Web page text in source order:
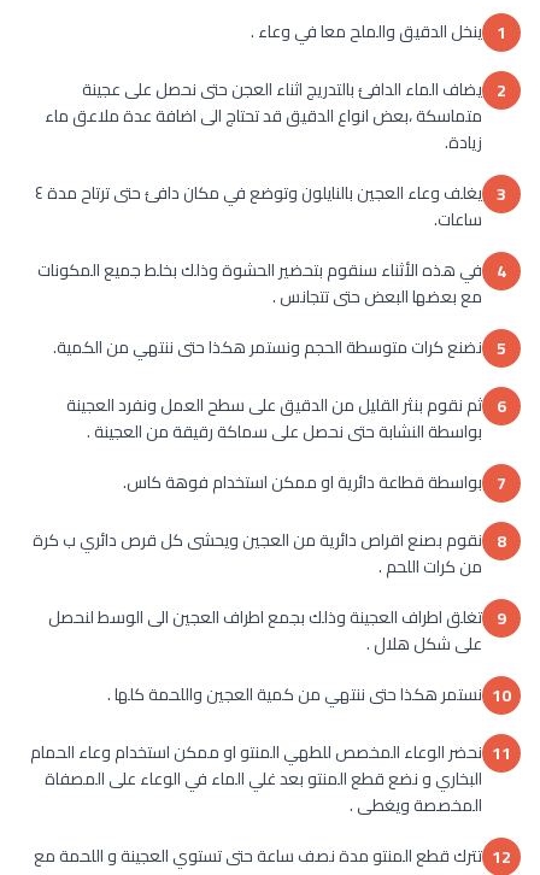
1 ينخل الدقيق والملح معا في وعاء .
2 يضاف الماء الدافئ بالتدريج اثناء العجن حتى نحصل على عجينة
متماسكة ،بعض انواع الدقيق قد تحتاج الى اضافة عدة ملاعق ماء
زيادة.
3
يغلف وعاء العجين بالنايلون وتوضع في مكان دافئ حتى ترتاح مدة ٤
ساعات.
4 في هذه الأثناء سنقوم بتحضير الحشوة وذلك بخلط جميع المكونات
مع بعضها البعض حتى تتجانس .
5 نضنع كرات متوسطة الحجم ونستمر هكذا حتى ننتهي من الكمية.
6 ثم نقوم بنثر القليل من الدقيق على سطح العمل ونفرد العجينة
بواسطة النشابة حتى نحصل على سماكة رقيقة من العجينة .
7 بواسطة قطاعة دائرية او ممكن استخدام فوهة كاس.
8 نقوم بصنع اقراص دائرية من العجين ويحشى كل قرص دائري ب كرة
من كرات اللحم .
9 تغلق اطراف العجينة وذلك بجمع اطراف العجين الى الوسط لنحصل
على شكل هلال .
10 نستمر هكذا حتى ننتهي من كمية العجين واللحمة كلها .
11 نحضر الوعاء المخصص للطهي المنتو او ممكن استخدام وعاء الحمام
البخاري و نضع قطع المنتو بعد غلي الماء في الوعاء على المصفاة
المخصصة ويغطى .
12 تترك قطع المنتو مدة نصف ساعة حتى تستوي العجينة و اللحمة مع